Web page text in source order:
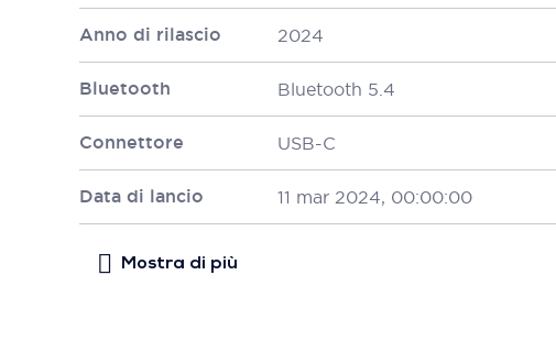
Anno di rilascio 2024
Bluetooth Bluetooth 5.4
Connettore USB-C
Data di lancio 11 mar 2024, 00:00:00